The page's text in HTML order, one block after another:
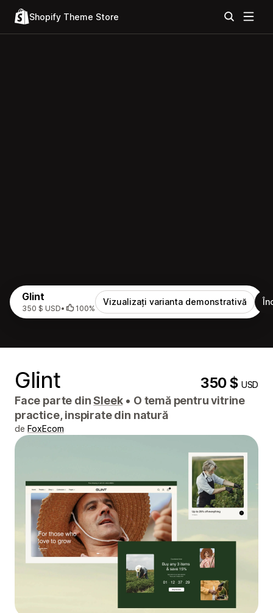
Shopify Theme Store
Glint
350 $ USD• 100%
Vizualizați varianta demonstrativă
Glint 350 $USD
Face parte dinSleek • O temă pentru vitrine
practice, inspirate din natură
de FoxEcom